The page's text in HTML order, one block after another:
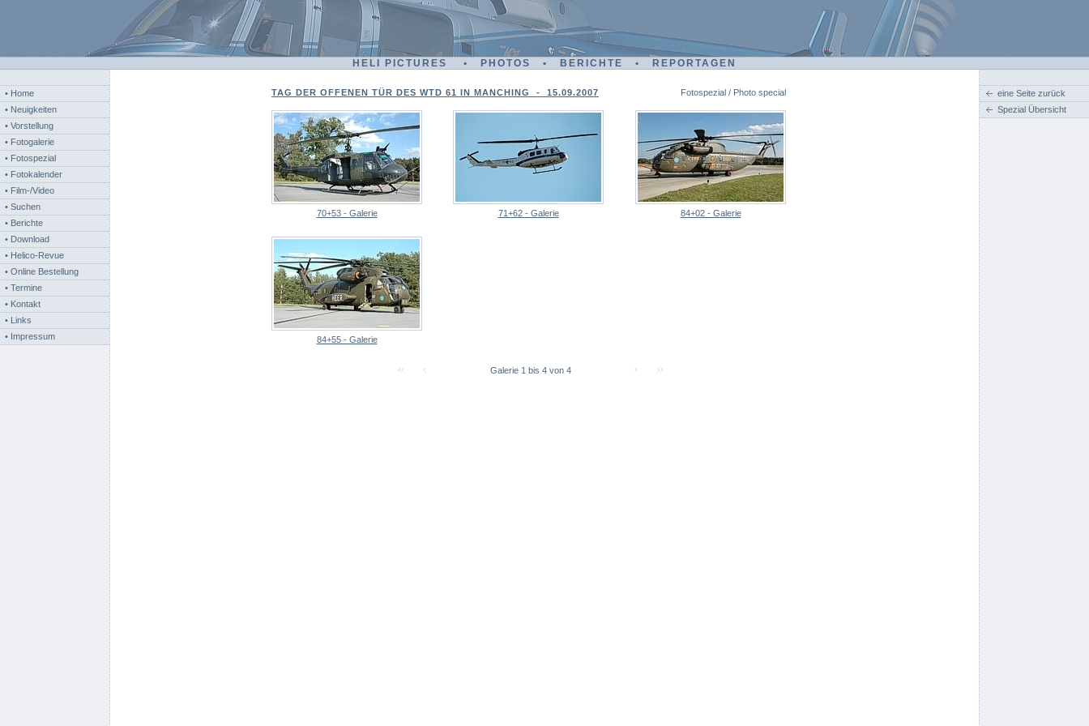
HELI PICTURES • PHOTOS • BERICHTE • REPORTAGEN
• Home
• Neuigkeiten
• Vorstellung
• Fotogalerie
• Fotospezial
• Fotokalender
• Film-/Video
• Suchen
• Berichte
• Download
• Helico-Revue
• Online Bestellung
• Termine
• Kontakt
• Links
• Impressum
TAG DER OFFENEN TÜR DES WTD 61 IN MANCHING - 15.09.2007 Fotospezial / Photo special
70+53 - Galerie 71+62 - Galerie 84+02 - Galerie
84+55 - Galerie
Galerie 1 bis 4 von 4
eine Seite zurück
Spezial Übersicht